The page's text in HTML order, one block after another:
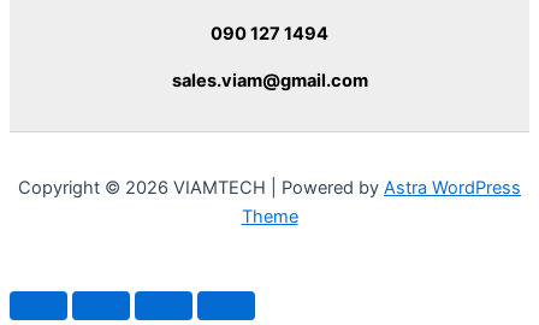
090 127 1494
sales.viam@gmail.com
Copyright © 2026 VIAMTECH | Powered by Astra WordPress
Theme